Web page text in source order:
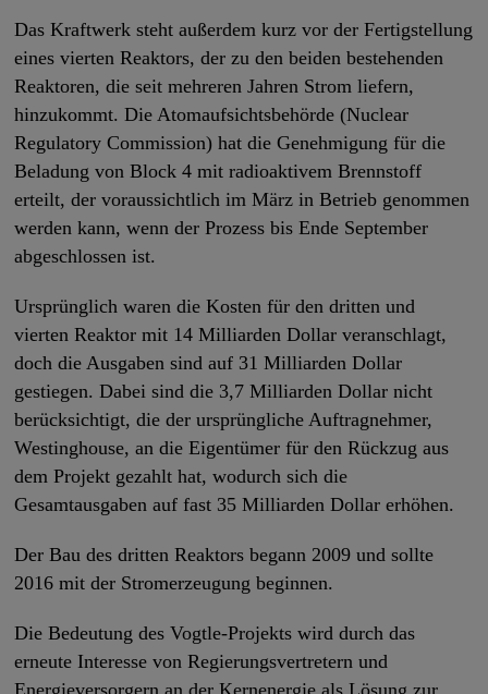
Das Kraftwerk steht außerdem kurz vor der Fertigstellung
eines vierten Reaktors, der zu den beiden bestehenden
Reaktoren, die seit mehreren Jahren Strom liefern,
hinzukommt. Die Atomaufsichtsbehörde (Nuclear
Regulatory Commission) hat die Genehmigung für die
Beladung von Block 4 mit radioaktivem Brennstoff
erteilt, der voraussichtlich im März in Betrieb genommen
werden kann, wenn der Prozess bis Ende September
abgeschlossen ist.
Ursprünglich waren die Kosten für den dritten und
vierten Reaktor mit 14 Milliarden Dollar veranschlagt,
doch die Ausgaben sind auf 31 Milliarden Dollar
gestiegen. Dabei sind die 3,7 Milliarden Dollar nicht
berücksichtigt, die der ursprüngliche Auftragnehmer,
Westinghouse, an die Eigentümer für den Rückzug aus
dem Projekt gezahlt hat, wodurch sich die
Gesamtausgaben auf fast 35 Milliarden Dollar erhöhen.
Der Bau des dritten Reaktors begann 2009 und sollte
2016 mit der Stromerzeugung beginnen.
Die Bedeutung des Vogtle-Projekts wird durch das
erneute Interesse von Regierungsvertretern und